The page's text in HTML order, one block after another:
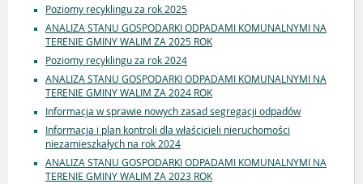
Poziomy recyklingu za rok 2025
ANALIZA STANU GOSPODARKI ODPADAMI KOMUNALNYMI NA
TERENIE GMINY WALIM ZA 2025 ROK
Poziomy recyklingu za rok 2024
ANALIZA STANU GOSPODARKI ODPADAMI KOMUNALNYMI NA
TERENIE GMINY WALIM ZA 2024 ROK
Informacja w sprawie nowych zasad segregacji odpadów
Informacja i plan kontroli dla właścicieli nieruchomości
niezamieszkałych na rok 2024
ANALIZA STANU GOSPODARKI ODPADAMI KOMUNALNYMI NA
TERENIE GMINY WALIM ZA 2023 ROK